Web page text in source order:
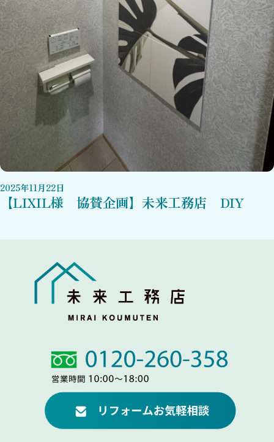
2025年11月22日
【LIXIL様 協賛企画】未来工務店 DIY
Link
Link